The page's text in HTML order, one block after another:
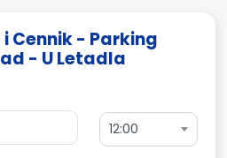
Cennik - Parking
- U Letadla
12:00